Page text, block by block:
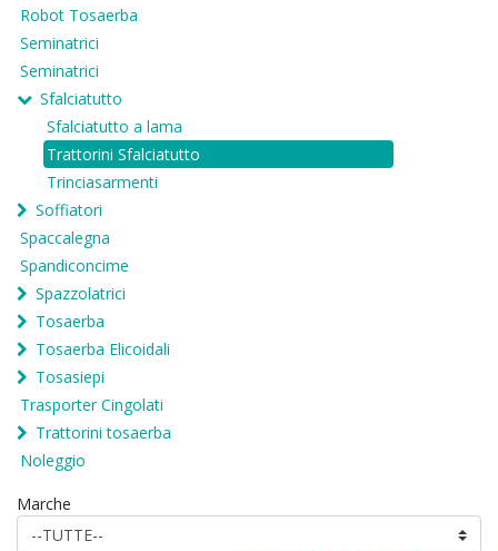
Robot Tosaerba
Seminatrici
Seminatrici
Sfalciatutto
Sfalciatutto a lama
Trattorini Sfalciatutto
Trinciasarmenti
Soffiatori
Spaccalegna
Spandiconcime
Spazzolatrici
Tosaerba
Tosaerba Elicoidali
Tosasiepi
Trasporter Cingolati
Trattorini tosaerba
Noleggio
Marche